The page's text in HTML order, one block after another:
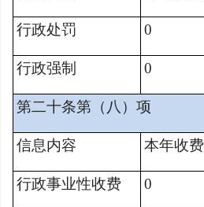
行政处罚 0
行政强制 0
第二十条第（八）项
信息内容 本年收
行政事业性收费 0